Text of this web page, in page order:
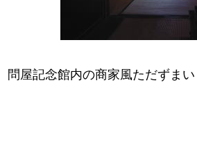
問屋記念館内の商家風ただずまい